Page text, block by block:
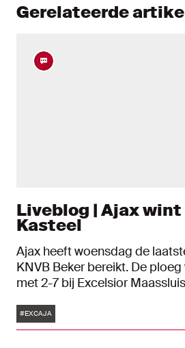
Gerelateerde
Liveblog | Ajax
Kasteel
Ajax heeft woensdag de
KNVB Beker bereikt. De
met 2-7 bij Excelsior
Tags
#EXCAJA